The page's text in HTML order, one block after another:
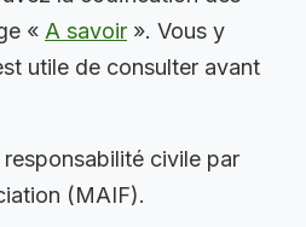
« A savoir ». Vous y
utile de consulter avant
civile par
(MAIF).